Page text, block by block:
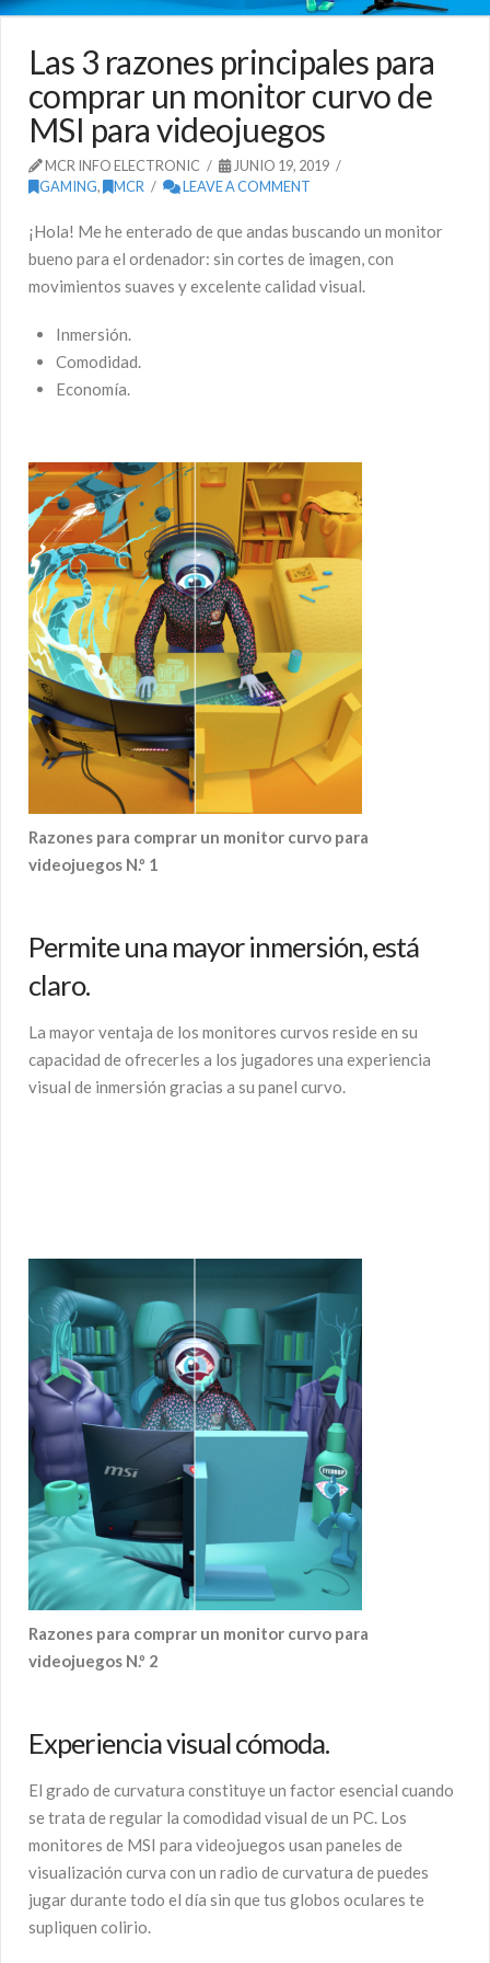
Las 3 razones principales para
comprar un monitor curvo de
MSI para videojuegos
MCR INFO ELECTRONIC
JUNIO 19, 2019
GAMING, MCR LEAVE A COMMENT
¡Hola! Me he enterado de que andas buscando un monitor
bueno para el ordenador: sin cortes de imagen, con
movimientos suaves y excelente calidad visual.
Inmersión.
Comodidad.
Economía.
Razones para comprar un monitor curvo para
videojuegos N.º 1
Permite una mayor inmersión, está
claro.
La mayor ventaja de los monitores curvos reside en su
capacidad de ofrecerles a los jugadores una experiencia
visual de inmersión gracias a su panel curvo.
Razones para comprar un monitor curvo para
videojuegos N.º 2
Experiencia visual cómoda.
El grado de curvatura constituye un factor esencial cuando
se trata de regular la comodidad visual de un PC. Los
monitores de MSI para videojuegos usan paneles de
visualización curva con un radio de curvatura de puedes
jugar durante todo el día sin que tus globos oculares te
supliquen colirio.